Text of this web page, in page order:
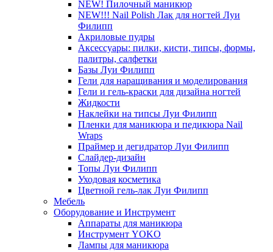
NEW! Пилочный маникюр
NEW!!! Nail Polish Лак для ногтей Луи
Филипп
Акриловые пудры
Аксессуары: пилки, кисти, типсы, формы,
палитры, салфетки
Базы Луи Филипп
Гели для наращивания и моделирования
Гели и гель-краски для дизайна ногтей
Жидкости
Наклейки на типсы Луи Филипп
Пленки для маникюра и педикюра Nail
Wraps
Праймер и дегидратор Луи Филипп
Слайдер-дизайн
Топы Луи Филипп
Уходовая косметика
Цветной гель-лак Луи Филипп
Мебель
Оборудование и Инструмент
Аппараты для маникюра
Инструмент YOKO
Лампы для маникюра